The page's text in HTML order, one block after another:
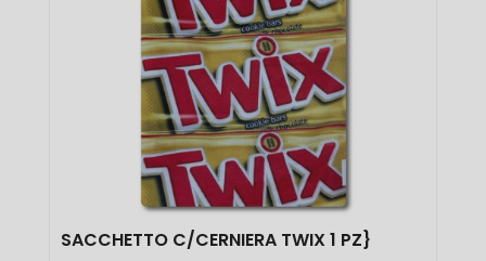
SACCHETTO C/CERNIERA TWIX 1 PZ}